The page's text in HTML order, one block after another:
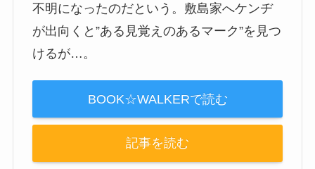
不明になったのだという。敷島家へケンヂ
が出向くと”ある見覚えのあるマーク”を見つ
けるが…。
BOOK☆WALKERで読む
記事を読む